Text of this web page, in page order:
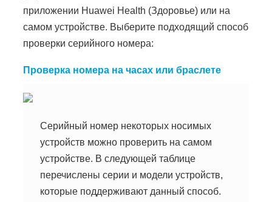
приложении Huawei Health (Здоровье) или на
самом устройстве. Выберите подходящий способ
проверки серийного номера:
Проверка номера на часах или браслете
Серийный номер некоторых носимых
устройств можно проверить на самом
устройстве. В следующей таблице
перечислены серии и модели устройств,
которые поддерживают данный способ.